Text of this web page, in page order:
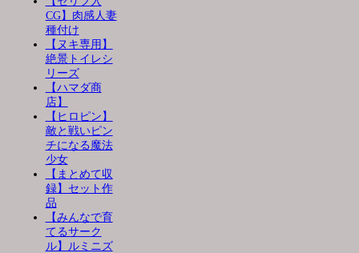
CG】肉感人妻
種付け
【ヌキ専用】
絶景トイレシ
リーズ
【ハマダ商
店】
【ヒロピン】
敵と戦いピン
チになる魔法
少女
【まとめて収
録】セット作
品
【みんなで育
てるサーク
ル】ルミニズ